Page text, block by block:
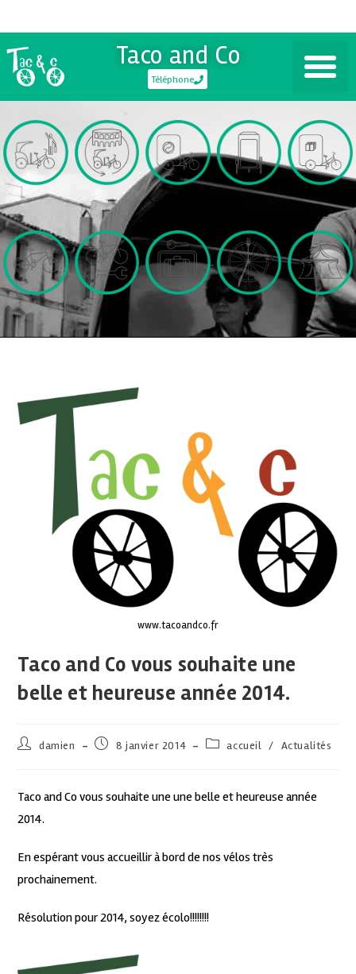
Taco and Co
Téléphone
www.tacoandco.fr
Taco and Co vous souhaite une
belle et heureuse année 2014.
damien 8 janvier 2014 accueil / Actualités
Taco and Co vous souhaite une une belle et heureuse année
2014.
En espérant vous accueillir à bord de nos vélos très
prochainement.
Résolution pour 2014, soyez écolo!!!!!!!!